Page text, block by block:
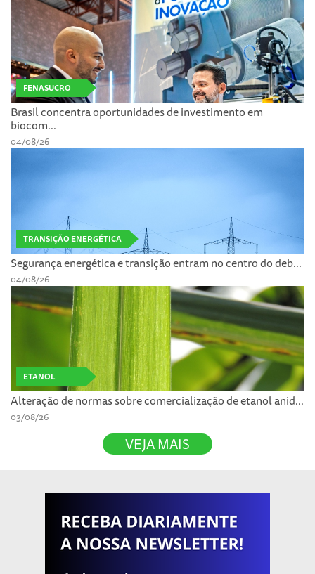
FENASUCRO
Brasil concentra oportunidades de investimento em
biocom...
04/08/26
TRANSIÇÃO ENERGÉTICA
Segurança energética e transição entram no centro do deb...
04/08/26
ETANOL
Alteração de normas sobre comercialização de etanol anid...
03/08/26
VEJA MAIS